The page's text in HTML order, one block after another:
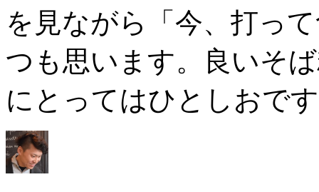
を見ながら「今、打っ
つも思います。良いそ
にとってはひとしおで